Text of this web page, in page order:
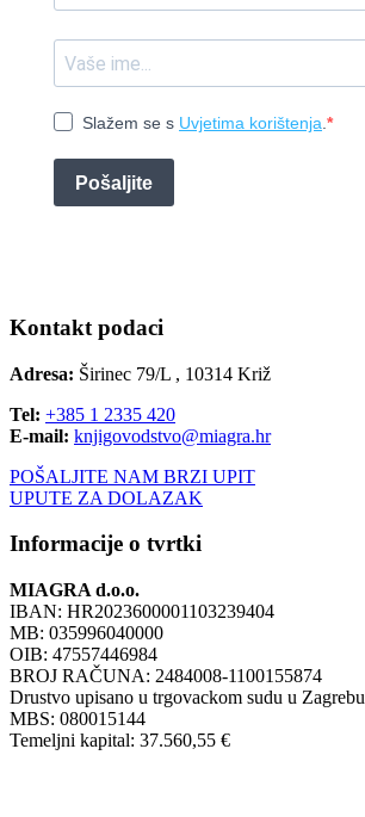
Slažem se s Uvjetima korištenja
Pošaljite
Kontakt podaci
Adresa: Širinec 79/L , 10314 Križ
Tel: +385 1 2335 420
E-mail: knjigovodstvo@miagra.hr
POŠALJITE NAM BRZI UPIT
UPUTE ZA DOLAZAK
Informacije o tvrtki
MIAGRA d.o.o.
IBAN: HR2023600001103239404
MB: 035996040000
OIB: 47557446984
BROJ RAČUNA: 2484008-1100155874
Drustvo upisano u trgovackom sudu u Zagrebu
MBS: 080015144
Temeljni kapital: 37.560,55 €